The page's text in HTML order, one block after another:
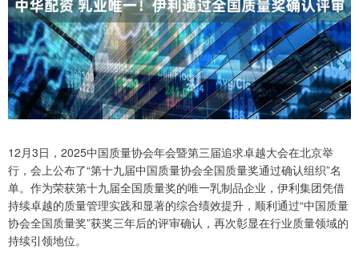
12月3日，2025中国质量协会年会暨第三届追求卓越大会在北京举
行，会上公布了“第十九届中国质量协会全国质量奖通过确认组织”名
单。作为荣获第十九届全国质量奖的唯一乳制品企业，伊利集团凭借
持续卓越的质量管理实践和显著的综合绩效提升，顺利通过“中国质量
协会全国质量奖”获奖三年后的评审确认，再次彰显在行业质量领域的
持续引领地位。